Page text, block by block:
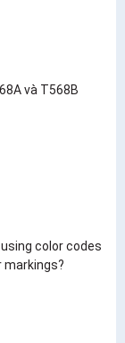
và T568B
color codes